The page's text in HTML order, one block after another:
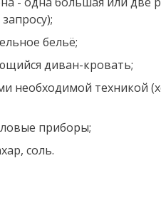
бельё;
диван-кровать;
необходимой техникой
приборы;
соль.